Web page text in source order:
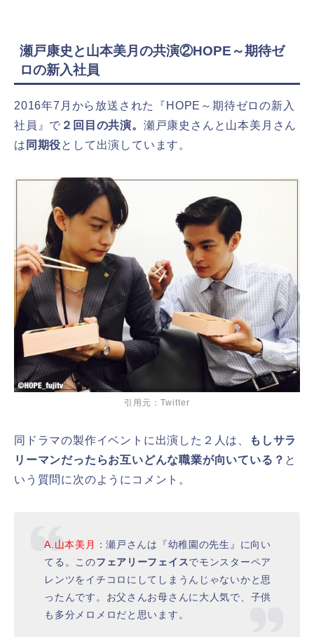
瀬戸康史と山本美月の共演②HOPE～期待ゼ
ロの新入社員
2016年7月から放送された『HOPE～期待ゼロの新入
社員』で ２回目の共演。 瀬戸康史さんと山本美月さん
は 同期役として出演しています。
引用元：Twitter
同ドラマの製作イベントに出演した２人は、
もしサラ
リーマンだったらお互いどんな職業が向いている？ と
いう質問に次のようにコメント。
A.山本美月
：瀬戸さんは『幼稚園の先生』に向い
てる。このフェアリーフェイスでモンスターペア
レンツをイチコロにしてしまうんじゃないかと思
ったんです。お父さんお母さんに大人気で、子供
も多分メロメロだと思います。